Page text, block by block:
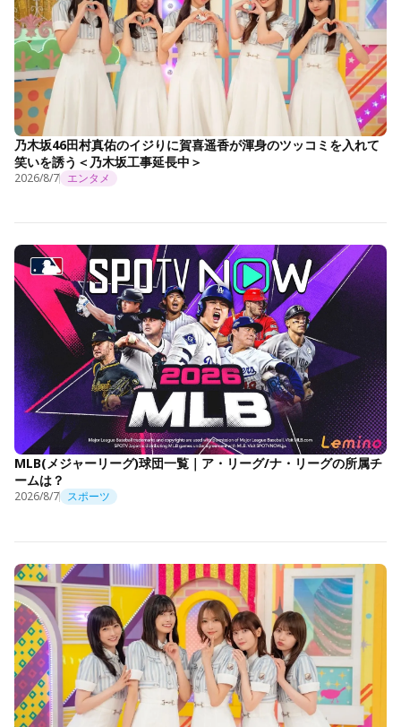
乃木坂46田村真佑のイジりに賀喜遥香が渾身のツッコミを入れて
笑いを誘う＜乃木坂工事延長中＞
2026/8/7 エンタメ
MLB(メジャーリーグ)球団一覧｜ア・リーグ/ナ・リーグの所属チ
ームは？
2026/8/7 スポーツ